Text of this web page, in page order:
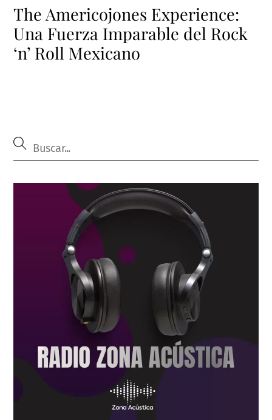
The Americojones Experience:
Una Fuerza Imparable del Rock
‘n’ Roll Mexicano